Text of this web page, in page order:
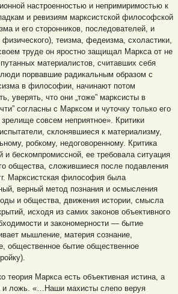
настроенностью и непримиримостью к
и ревизиям марксистской философской
и его сторонников, последователей, и
теизма, федеизма, схоластики,
труде он яростно защищал Маркса от не
материалистов, считавших себя
порвавшие радикальным образом с
в философии, начинают потом
уверять, что они „тоже” марксисты в
согласны с Марксом и чуточку только его
совсем неприятное». Критики
склонявшиеся к материализму,
робкому, недоговоренному. Критика
и бескомпромиссной, ее требовала ситуация
общества, сложившиеся после подавления
Марксистская философия была
верный метод познания и осмысления
и общества, движения истории, смысла
исходя из самих законов объективного
и закономерности — бытие
мышление, материя сознание,
общественное бытие общественное
теория Маркса есть объективная истина, а
и ложь. «…Наши махисты слепо веруя